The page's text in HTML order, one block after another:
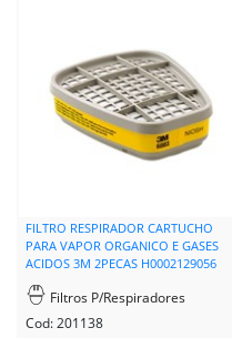
FILTRO RESPIRADOR CARTUCHO
PARA VAPOR ORGANICO E GASES
ACIDOS 3M 2PECAS H0002129056
Filtros P/Respiradores
Cod: 201138